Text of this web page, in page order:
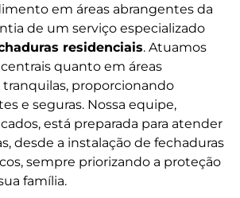
em áreas abrangentes da
de um serviço especializado
residenciais. Atuamos
quanto em áreas
tranquilas, proporcionando
e seguras. Nossa equipe,
está preparada para atender
desde a instalação de fechaduras
sempre priorizando a proteção
família.